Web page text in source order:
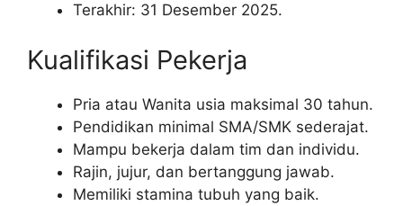
Terakhir: 31 Desember 2025.
Kualifikasi Pekerja
Pria atau Wanita usia maksimal 30 tahun.
Pendidikan minimal SMA/SMK sederajat.
Mampu bekerja dalam tim dan individu.
Rajin, jujur, dan bertanggung jawab.
Memiliki stamina tubuh yang baik.